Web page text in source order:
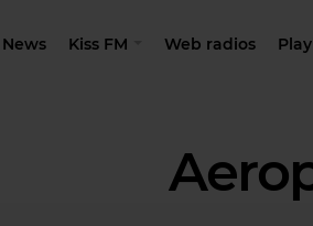
News Kiss FM Web radios